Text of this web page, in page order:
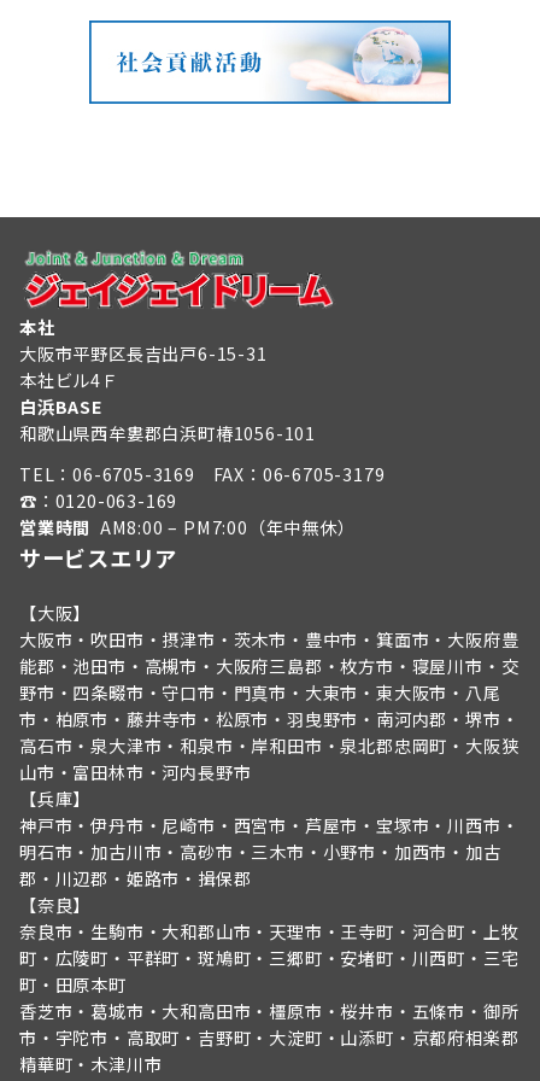
本社
大阪市平野区長吉出戸6-15-31
本社ビル4Ｆ
白浜BASE
和歌山県西牟婁郡白浜町椿1056-101
TEL：06-6705-3169 FAX：06-6705-3179
☎︎： 0120-063-169
営業時間 AM8:00 – PM7:00（年中無休）
サービスエリア
【大阪】
大阪市・吹田市・摂津市・茨木市・豊中市・箕面市・大阪府豊
能郡・池田市・高槻市・大阪府三島郡・枚方市・寝屋川市・交
野市・四条畷市・守口市・門真市・大東市・東大阪市・八尾
市・柏原市・藤井寺市・松原市・羽曳野市・南河内郡・堺市・
高石市・泉大津市・和泉市・岸和田市・泉北郡忠岡町・大阪狭
山市・富田林市・河内長野市
【兵庫】
神戸市・伊丹市・尼崎市・西宮市・芦屋市・宝塚市・川西市・
明石市・加古川市・高砂市・三木市・小野市・加西市・加古
郡・川辺郡・姫路市・揖保郡
【奈良】
奈良市・生駒市・大和郡山市・天理市・王寺町・河合町・上牧
町・広陵町・平群町・斑鳩町・三郷町・安堵町・川西町・三宅
町・田原本町
香芝市・葛城市・大和高田市・橿原市・桜井市・五條市・御所
市・宇陀市・高取町・吉野町・大淀町・山添町・京都府相楽郡
精華町・木津川市